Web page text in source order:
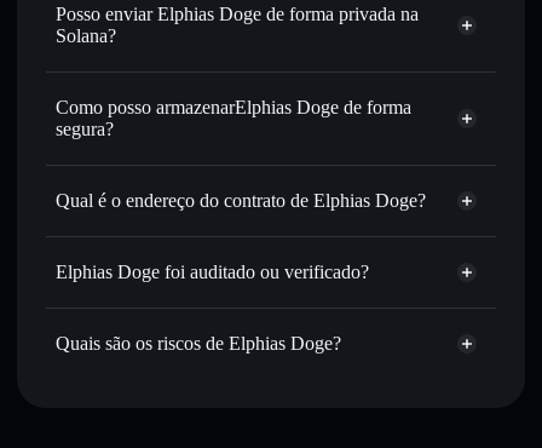
Trocar instantaneamente— trocar EDOGE por SOL,
USDC ou milhares de outros tokens Solana com
melhor preço disponível
Definir ordens limite— automatizar transações ao teu
preço-alvo para EDOGE
Utilizar DCA— investir de forma faseada ao longo do
Enviar de forma privada
— transferir EDOGE sem
associar publicamente as carteiras usando o Agregador de
volume, capitalização de mercado e liquidez de EDOGE
Manter em segurança— guardar EDOGE numa carteira
Posso enviar Elphias Doge de forma privada na
Solana?
Agregador de Privacidade
Como posso armazenarElphias Doge de forma
segura?
Elphias Doge
Agregador de Privacidade
Qual é o endereço do contrato de Elphias Doge?
Elphias Doge
Solflare
Elphias Doge foi auditado ou verificado?
Elphias Doge não está verificado
Quais são os riscos de Elphias Doge?